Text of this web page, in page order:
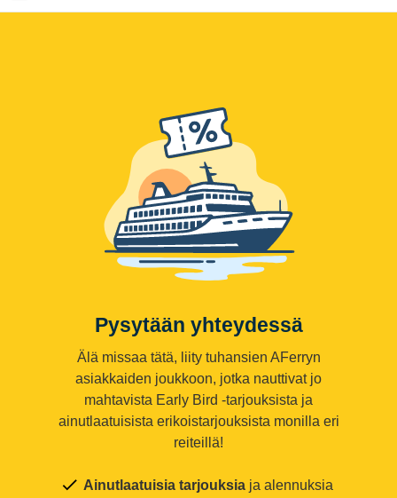
Pysytään yhteydessä
Älä missaa tätä, liity tuhansien AFerryn
asiakkaiden joukkoon, jotka nauttivat jo
mahtavista Early Bird -tarjouksista ja
ainutlaatuisista erikoistarjouksista monilla eri
reiteillä!
Ainutlaatuisia tarjouksia ja alennuksia